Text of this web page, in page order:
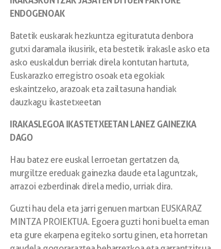
ENDOGENOAK
Batetik euskarak hezkuntza egituratuta denbora
gutxi daramala ikusirik, eta bestetik irakasle asko eta
asko euskaldun berriak direla kontutan hartuta,
Euskarazko erregistro osoak eta egokiak
eskaintzeko, arazoak eta zailtasuna handiak
dauzkagu ikastetxeetan
IRAKASLEGOA IKASTETXEETAN LANEZ GAINEZKA
DAGO
Hau batez ere euskal lerroetan gertatzen da,
murgiltze ereduak gainezka daude eta laguntzak,
arrazoi ezberdinak direla medio, urriak dira.
Guzti hau dela eta jarri genuen martxan EUSKARAZ
MINTZA PROIEKTUA. Egoera guzti honi buelta eman
eta gure ekarpena egiteko sortu ginen, eta horretan